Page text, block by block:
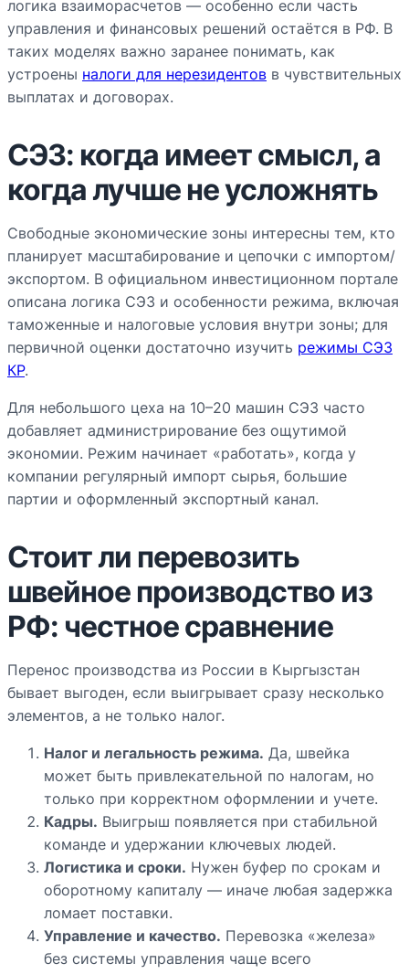
логика взаиморасчетов — особенно если часть
управления и финансовых решений остаётся в РФ. В
таких моделях важно заранее понимать, как
устроены налоги для нерезидентов в чувствительных
выплатах и договорах.
СЭЗ: когда имеет смысл, а
когда лучше не усложнять
Свободные экономические зоны интересны тем, кто
планирует масштабирование и цепочки с импортом/
экспортом. В официальном инвестиционном портале
описана логика СЭЗ и особенности режима, включая
таможенные и налоговые условия внутри зоны; для
первичной оценки достаточно изучить режимы СЭЗ
КР.
Для небольшого цеха на 10–20 машин СЭЗ часто
добавляет администрирование без ощутимой
экономии. Режим начинает «работать», когда у
компании регулярный импорт сырья, большие
партии и оформленный экспортный канал.
Стоит ли перевозить
швейное производство из
РФ: честное сравнение
Перенос производства из России в Кыргызстан
бывает выгоден, если выигрывает сразу несколько
элементов, а не только налог.
Налог и легальность режима. Да, швейка
может быть привлекательной по налогам, но
только при корректном оформлении и учете.
Кадры. Выигрыш появляется при стабильной
команде и удержании ключевых людей.
Логистика и сроки. Нужен буфер по срокам и
оборотному капиталу — иначе любая задержка
ломает поставки.
Управление и качество. Перевозка «железа»
без системы управления чаще всего